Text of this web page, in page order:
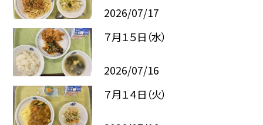
2026/07/17
７月１５日（水）
2026/07/16
７月１４日（火）